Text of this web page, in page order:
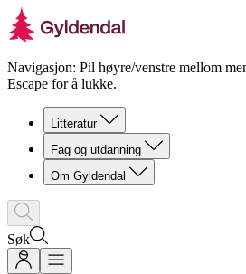
Navigasjon: Pil høyre/venstre mellom
Escape for å lukke.
Litteratur
Fag og utdanning
Om Gyldendal
Søk